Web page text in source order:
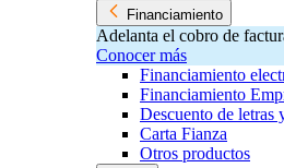
Financiamiento
Adelanta el cobro de
Conocer más
Financiamiento
Financiamiento
Descuento de letras
Carta Fianza
Otros productos